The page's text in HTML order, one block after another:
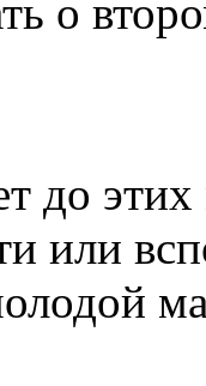
о
до
или